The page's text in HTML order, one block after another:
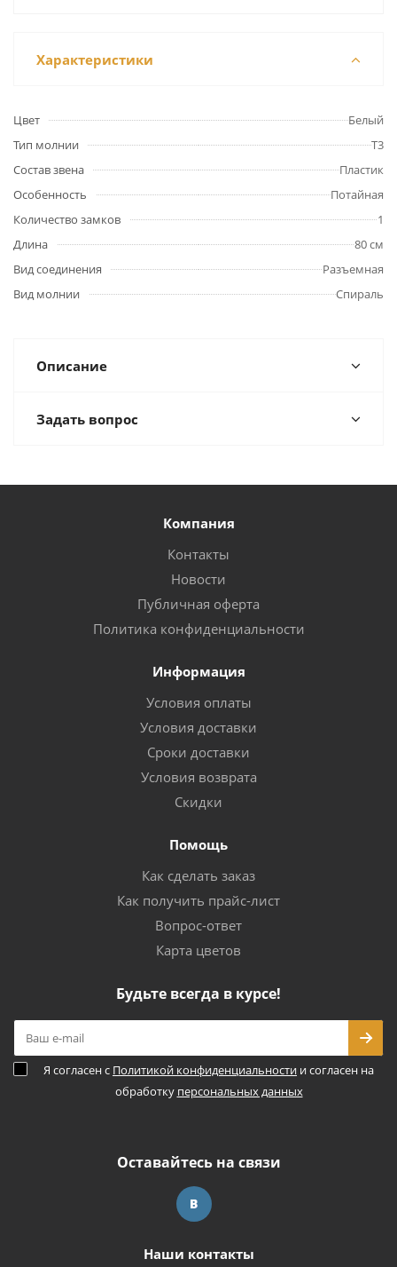
Характеристики
Цвет
Белый
Тип молнии
Т3
Состав звена
Пластик
Особенность
Потайная
Количество замков
1
Длина
80 см
Вид соединения
Разъемная
Вид молнии
Спираль
Описание
Задать вопрос
Компания
Контакты
Новости
Публичная оферта
Политика конфиденциальности
Информация
Условия оплаты
Условия доставки
Сроки доставки
Условия возврата
Скидки
Помощь
Как сделать заказ
Как получить прайс-лист
Вопрос-ответ
Карта цветов
Будьте всегда в курсе!
Я согласен с Политикой конфиденциальности и согласен на
обработку персональных данных
Оставайтесь на связи
Наши контакты